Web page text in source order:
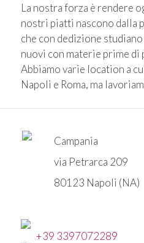
La nostra forza è rendere
nostri piatti nascono dalla
che con dedizione
nuovi con materie prime di
Abbiamo varie location a
Napoli e Roma, ma
Campania
via Petrarca 209
80123 Napoli (NA)
+39 3397072289